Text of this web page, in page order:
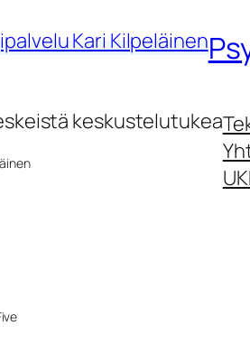
keskustelutukea